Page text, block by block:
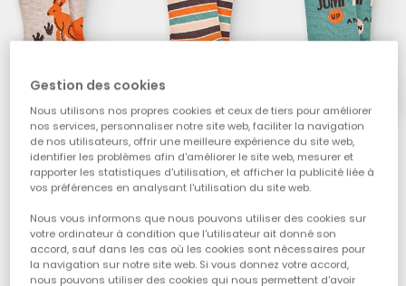
Gestion des cookies
Nous utilisons nos propres cookies et ceux de tiers pour améliorer
nos services, personnaliser notre site web, faciliter la navigation
de nos utilisateurs, offrir une meilleure expérience du site web,
identifier les problèmes afin d'améliorer le site web, mesurer et
rapporter les statistiques d'utilisation, et afficher la publicité liée à
vos préférences en analysant l'utilisation du site web.
Nous vous informons que nous pouvons utiliser des cookies sur
votre ordinateur à condition que l'utilisateur ait donné son
accord, sauf dans les cas où les cookies sont nécessaires pour
la navigation sur notre site web. Si vous donnez votre accord,
nous pouvons utiliser des cookies qui nous permettent d'avoir